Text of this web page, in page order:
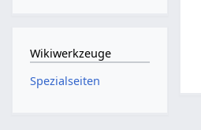
Wikiwerkzeuge
Spezialseiten